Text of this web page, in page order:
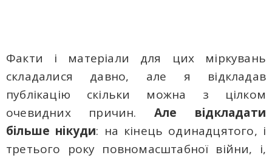
Факти і матеріали для цих міркувань
складалися давно, але я відкладав
публікацію скільки можна з цілком
очевидних причин. Але відкладати
більше нікуди: на кінець одинадцятого, і
третього року повномасштабної війни, і,